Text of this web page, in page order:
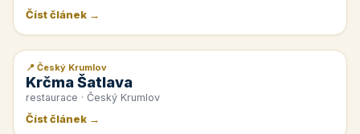
Číst článek →
📰 PR článek
📍 Český Krumlov
Krčma Šatlava
restaurace · Český Krumlov
Číst článek →